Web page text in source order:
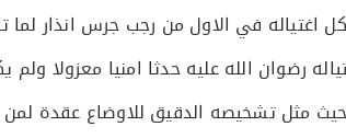
اغتياله في الاول من رجب جرس انذار
رضوان الله عليه حدثا امنيا معزولا ولم
حيث مثل تشخيصه الدقيق للاوضاع عقدة لمن